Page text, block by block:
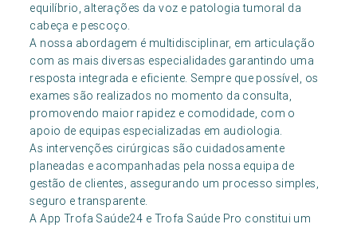
equilíbrio, alterações da voz e patologia tumoral da
cabeça e pescoço.
A nossa abordagem é multidisciplinar, em articulação
com as mais diversas especialidades garantindo uma
resposta integrada e eficiente. Sempre que possível, os
exames são realizados no momento da consulta,
promovendo maior rapidez e comodidade, com o
apoio de equipas especializadas em audiologia.
As intervenções cirúrgicas são cuidadosamente
planeadas e acompanhadas pela nossa equipa de
gestão de clientes, assegurando um processo simples,
seguro e transparente.
A App Trofa Saúde24 e Trofa Saúde Pro constitui um